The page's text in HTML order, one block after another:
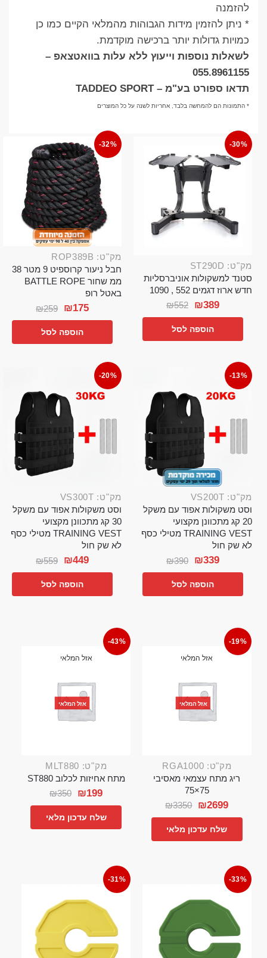
להזמנה
* ניתן להזמין מידות הגבוהות מהמלאי הקיים כמו כן
כמויות גדולות יותר ברכישה מוקדמת.
לשאלות נוספות וייעוץ ללא עלות בוואטצאפ –
055.8961155
תדאו ספורט בע"מ – TADDEO SPORT
* התמונות הם להמחשה בלבד, אחריות לשנה על כל המוצרים
-30%
מק"ט: ST290D
סטנד למשקולות אוניברסליות
חדש ארוז דגמים 552 , 1090
₪552 ₪389
הוספה לסל
-32%
מק"ט: ROP389B
חבל ניעור קרוספיט 9 מטר 38
ממ שחור BATTLE ROPE
באטל רופ
₪259 ₪175
הוספה לסל
-13%
מק"ט: VS200T
וסט משקולות אפוד עם משקל
20 קג מתכוונן מקצועי
TRAINING VEST מטילי כסף
לא שק חול
₪390 ₪339
הוספה לסל
-20%
מק"ט: VS300T
וסט משקולות אפוד עם משקל
30 קג מתכוונן מקצועי
TRAINING VEST מטילי כסף
לא שק חול
₪559 ₪449
הוספה לסל
-19%
אזל המלאי
אזל המלאי
מק"ט: RGA1000
ריג מתח עצמאי מאסיבי
75×75
₪3350 ₪2699
שלח עדכון מלאי
-43%
אזל המלאי
אזל המלאי
מק"ט: MLT880
מתח אחיזות לכלוב ST880
₪350 ₪199
שלח עדכון מלאי
-33%
-31%